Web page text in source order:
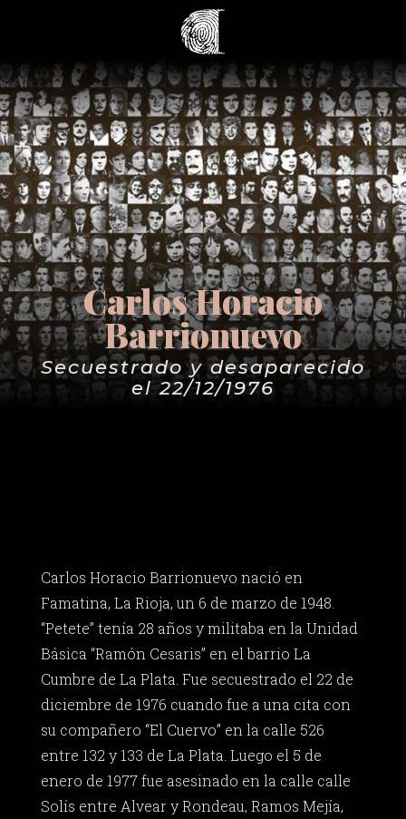
Carlos Horacio
Barrionuevo
Secuestrado y desaparecido
el 22/12/1976
Carlos Horacio Barrionuevo nació en
Famatina, La Rioja, un 6 de marzo de 1948.
“Petete” tenía 28 años y militaba en la Unidad
Básica “Ramón Cesaris” en el barrio La
Cumbre de La Plata. Fue secuestrado el 22 de
diciembre de 1976 cuando fue a una cita con
su compañero “El Cuervo” en la calle 526
entre 132 y 133 de La Plata. Luego el 5 de
enero de 1977 fue asesinado en la calle calle
Solís entre Alvear y Rondeau, Ramos Mejía,